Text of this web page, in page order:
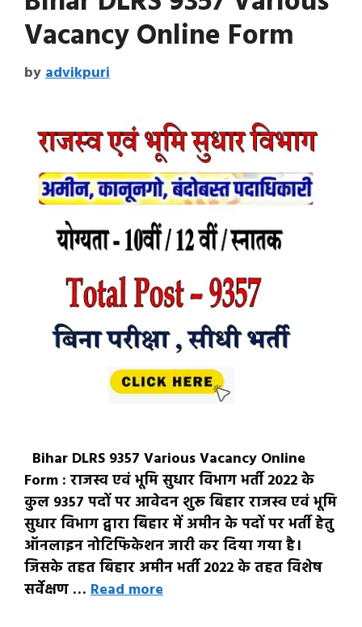
Vacancy Online Form
byadvikpuri
Bihar DLRS 9357 Various Vacancy Online
Form : राजस्व एवं भूमि सुधार विभाग भर्ती 2022 के
कुल 9357 पदों पर आवेदन शुरू बिहार राजस्व एवं भूमि
सुधार विभाग द्वारा बिहार में अमीन के पदों पर भर्ती हेतु
ऑनलाइन नोटिफिकेशन जारी कर दिया गया है।
जिसके तहत बिहार अमीन भर्ती 2022 के तहत विशेष
सर्वेक्षण … Read more